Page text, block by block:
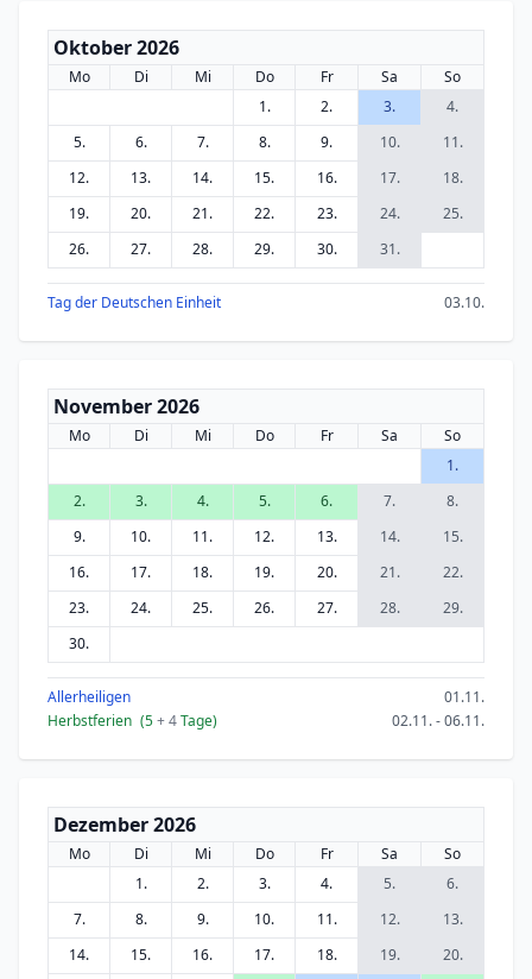
Oktober 2026
Mo Di Mi Do Fr Sa
So
1.
2. 3.
4.
5.
6. 7. 8. 9. 10.
11.
12.
13. 14. 15. 16. 17.
18.
19.
20. 21. 22. 23. 24.
25.
26.
27. 28. 29. 30. 31.
Tag der Deutschen Einheit 03.10.
November 2026
Mo Di Mi Do Fr Sa
So
1.
2.
3. 4. 5. 6. 7.
8.
9.
10. 11. 12. 13. 14.
15.
16.
17. 18. 19. 20. 21.
22.
23.
24. 25. 26. 27. 28.
29.
30.
Allerheiligen
01.11.
Herbstferien (5+ 4Tage) 02.11. - 06.11.
Dezember 2026
Mo Di Mi Do Fr Sa
So
1.
2. 3. 4. 5.
6.
7.
8. 9. 10. 11. 12.
13.
14.
15. 16. 17. 18. 19.
20.